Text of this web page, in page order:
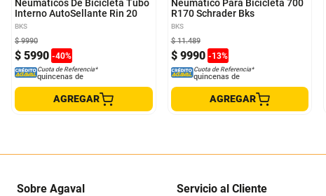
Neumáticos De Bicicleta Tubo
Interno AutoSellante Rin 20
BKS
$ 5990 -40%
$ 9990
Cuota de Referencia*
quincenas de
AGREGAR
Neumático Para Bicicleta 700
R170 Schrader Bks
BKS
$ 9990 -13%
$ 11.489
Cuota de Referencia*
quincenas de
AGREGAR
Sobre Agaval Servicio al Cliente